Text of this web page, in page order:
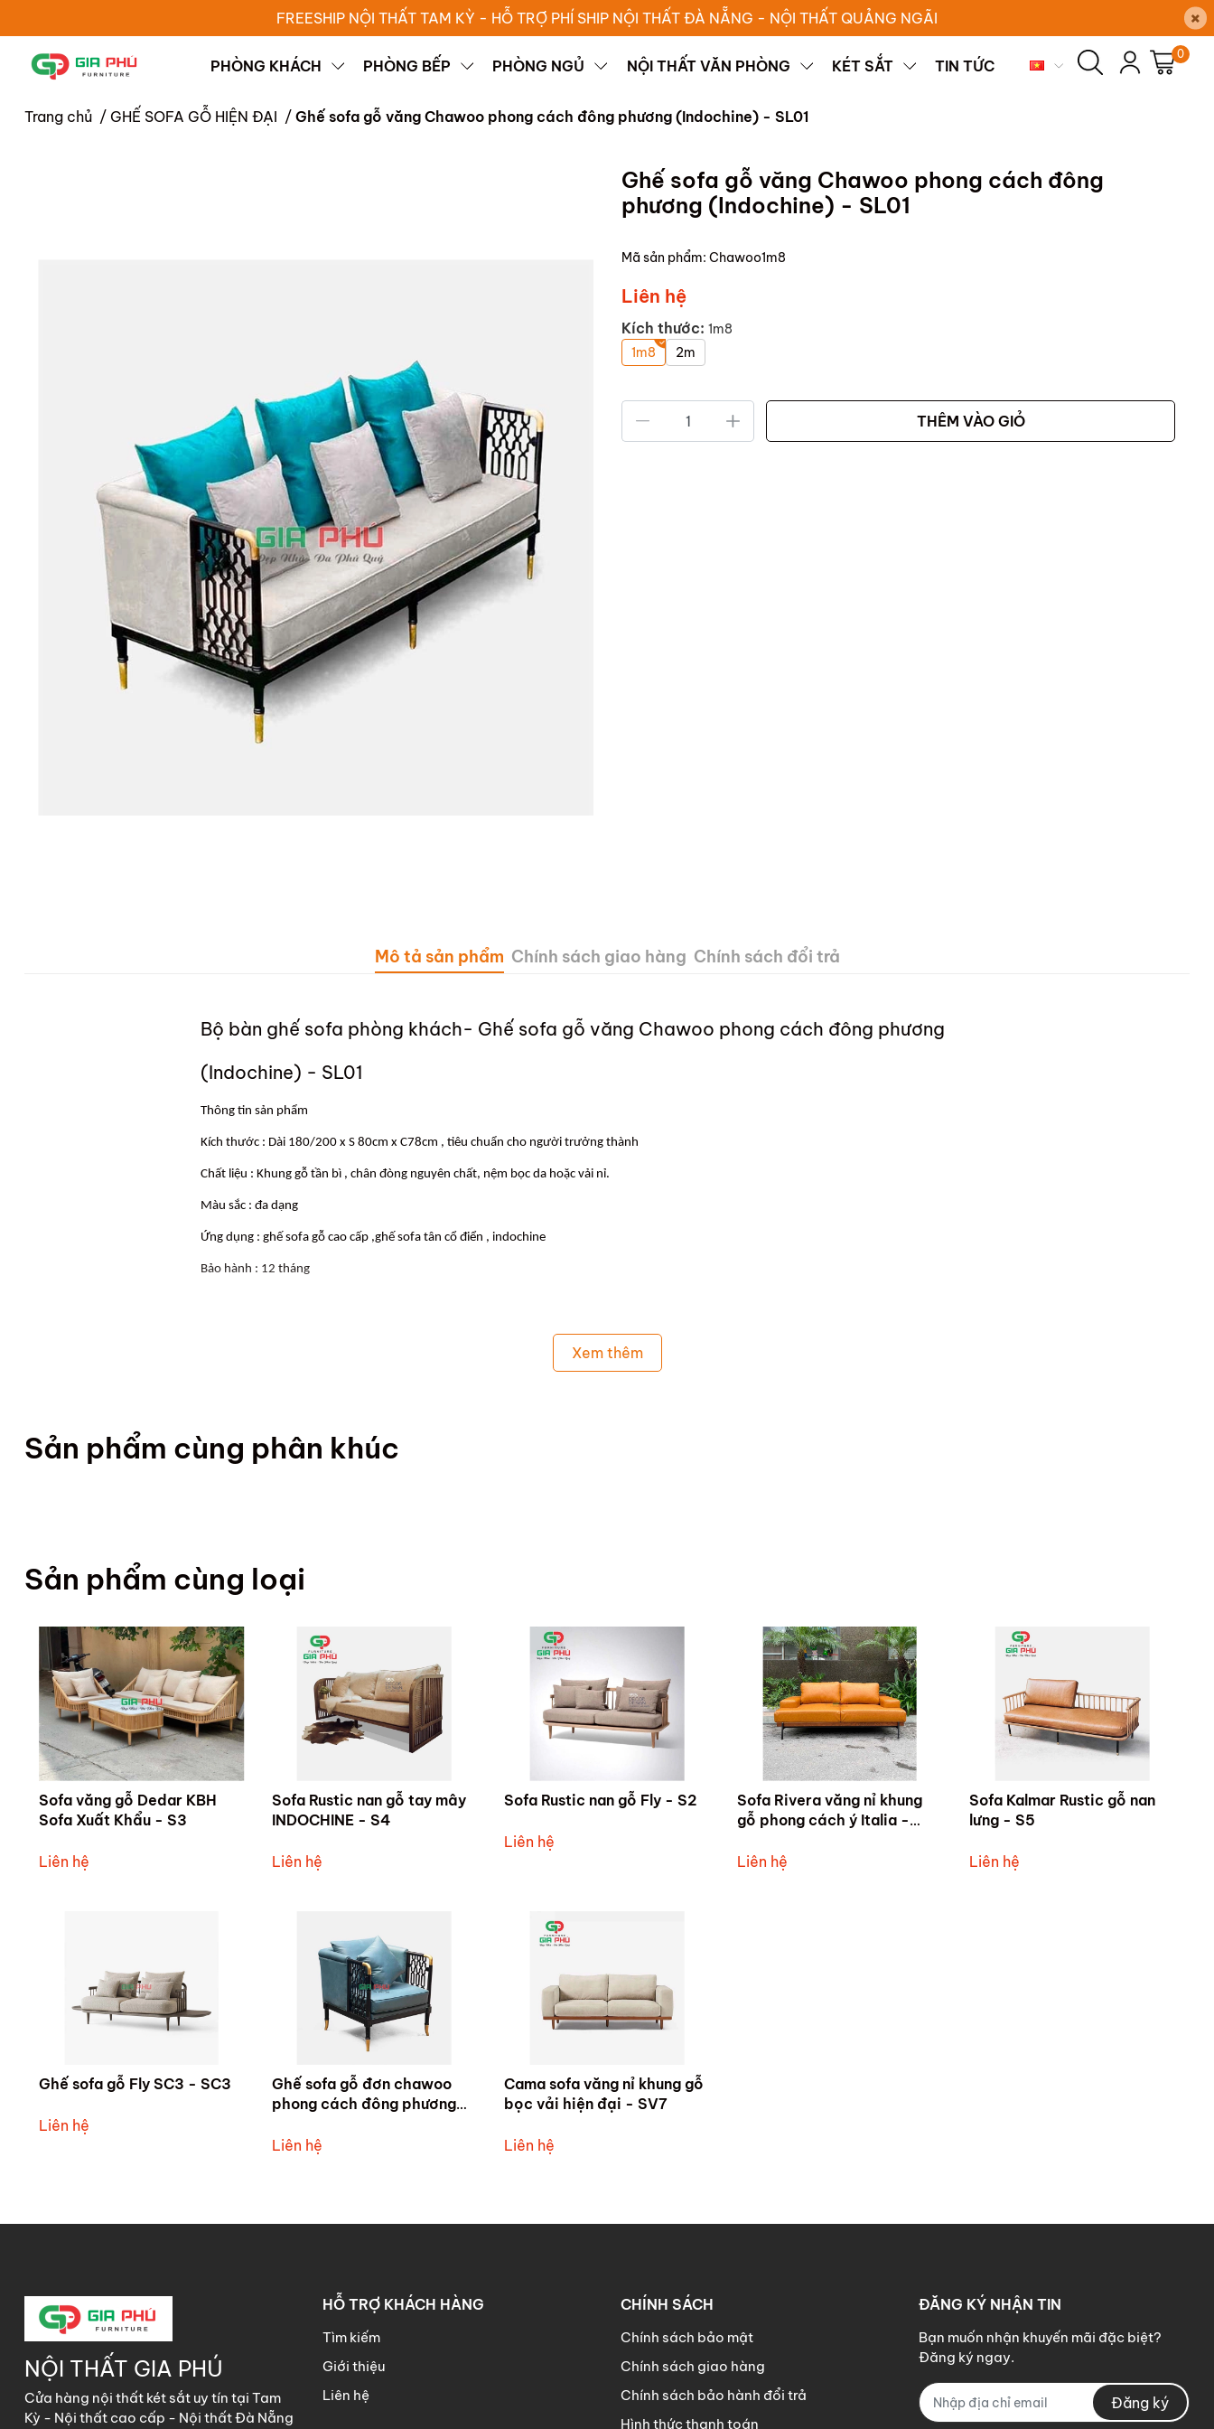
FREESHIP NỘI THẤT TAM KỲ - HỖ TRỢ PHÍ SHIP NỘI THẤT ĐÀ NẴNG - NỘI THẤT QUẢNG NGÃI ×
PHÒNG KHÁCH PHÒNG BẾP PHÒNG NGỦ NỘI THẤT VĂN PHÒNG KÉT SẮT TIN TỨC
0
Trang chủ / GHẾ SOFA GỖ HIỆN ĐẠI / Ghế sofa gỗ văng Chawoo phong cách đông phương (Indochine) - SL01
Ghế sofa gỗ văng Chawoo phong cách đông
phương (Indochine) - SL01
Mã sản phẩm: Chawoo1m8
Liên hệ
Kích thước: 1m8
1m8
2m
THÊM VÀO GIỎ
Mô tả sản phẩm Chính sách giao hàng Chính sách đổi trả
Bộ bàn ghế sofa phòng khách- Ghế sofa gỗ văng Chawoo phong cách đông phương
(Indochine) - SL01
Thông tin sản phẩm
Kích thước : Dài 180/200 x S 80cm x C78cm , tiêu chuẩn cho người trưởng thành
Chất liệu : Khung gỗ tần bì , chân đòng nguyên chất, nệm bọc da hoặc vải nỉ.
Màu sắc : đa dạng
Ứng dụng : ghế sofa gỗ cao cấp ,ghế sofa tân cổ điển , indochine
Bảo hành : 12 tháng
Xem thêm
Sản phẩm cùng phân khúc
Sản phẩm cùng loại
Sofa văng gỗ Dedar KBH
Sofa Xuất Khẩu - S3
Liên hệ
Sofa Rustic nan gỗ tay mây
INDOCHINE - S4
Liên hệ
Sofa Rustic nan gỗ Fly - S2
Liên hệ
Sofa Rivera văng nỉ khung
gỗ phong cách ý Italia -
Liên hệ
Sofa Kalmar Rustic gỗ nan
lưng - S5
Liên hệ
Ghế sofa gỗ Fly SC3 - SC3
Liên hệ
Ghế sofa gỗ đơn chawoo
phong cách đông phương
Liên hệ
Cama sofa văng nỉ khung gỗ
bọc vải hiện đại - SV7
Liên hệ
NỘI THẤT GIA PHÚ
Cửa hàng nội thất két sắt uy tín tại Tam
Kỳ - Nội thất cao cấp - Nội thất Đà Nẵng
HỖ TRỢ KHÁCH HÀNG
Tìm kiếm
Giới thiệu
Liên hệ
CHÍNH SÁCH
Chính sách bảo mật
Chính sách giao hàng
Chính sách bảo hành đổi trả
Hình thức thanh toán
ĐĂNG KÝ NHẬN TIN
Bạn muốn nhận khuyến mãi đặc biệt?
Đăng ký ngay.
Đăng ký